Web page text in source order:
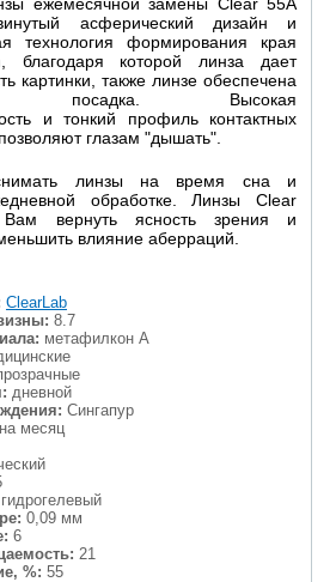
асферический дизайн и
технология формирования края
благодаря которой линза дает
картинки, также линзе обеспечена
посадка. Высокая
и тонкий профиль контактных
позволяют глазам "дышать".
линзы на время сна и
обработке.Линзы Clear
вернуть ясность зрения и
влияние аберраций.
ClearLab
8.7
метафилкон А
дневной
Сингапур
на месяц
гидрогелевый
0,09 мм
6
21
%: 55